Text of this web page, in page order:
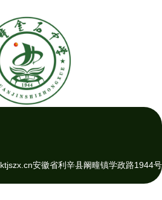
安徽省利辛县阚疃镇学政路1944号